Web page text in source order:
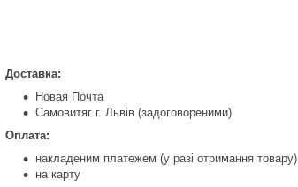
Доставка:
Новая Почта
Самовитяг г. Львів (задоговореними)
Оплата:
накладеним платежем (у разі отримання товару)
на карту